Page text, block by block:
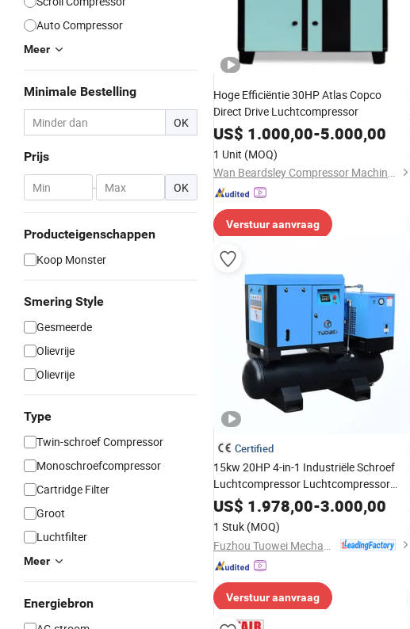
Auto Compressor
Meer
Minimale Bestelling
OK
Prijs
- OK
Producteigenschappen
Koop Monster
Smering Style
Gesmeerde
Olievrije
Olievrije
Type
Twin-schroef Compressor
Monoschroefcompressor
Cartridge Filter
Groot
Luchtfilter
Meer
Energiebron
Hoge Efficiëntie 30HP Atlas Copco
Direct Drive Luchtcompressor
US$ 1.000,00-5.000,00
1 Unit (MOQ)
Wan Beardsley Compressor Machinery (Shanghai) Co., Ltd.
Verstuur aanvraag
Certified
15kw 20HP 4-in-1 Industriële Schroef
Luchtcompressor Luchtcompressor
voor Industriële Naaimachine
US$ 1.978,00-3.000,00
1 Stuk (MOQ)
Verstuur aanvraag